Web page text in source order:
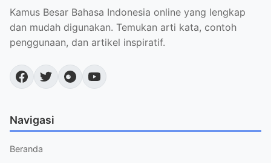
Kamus Besar Bahasa Indonesia online yang lengkap
dan mudah digunakan. Temukan arti kata, contoh
penggunaan, dan artikel inspiratif.
Navigasi
Beranda